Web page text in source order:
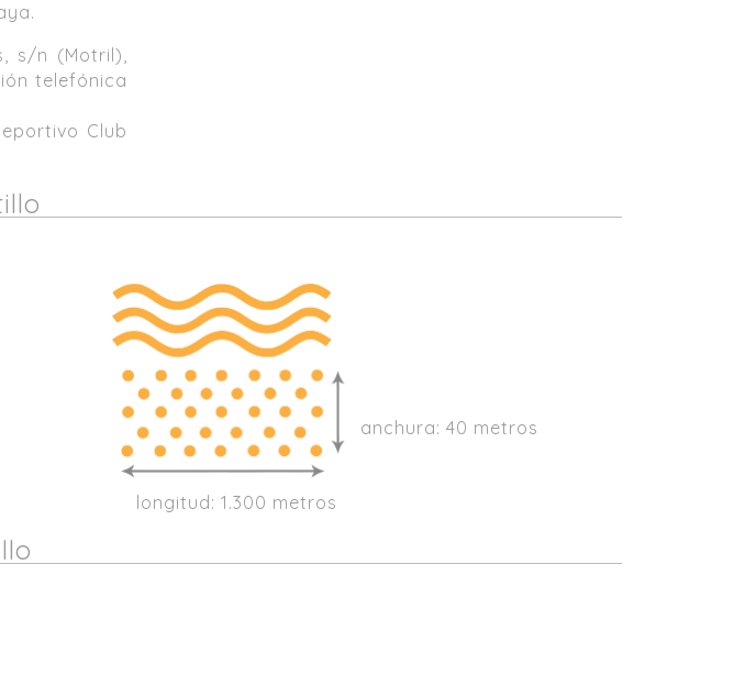
s/n (Motril),
telefónica
Club
anchura: 40 metros
longitud: 1.300 metros